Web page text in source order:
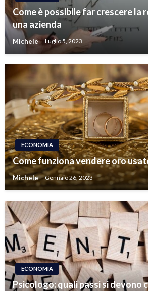
Come è possibile far crescere la
una azienda
Michele Luglio 5, 2023
ECONOMIA
Come funziona vendere oro
Michele Gennaio 26, 2023
ECONOMIA
Psicologo: quali passi si devono